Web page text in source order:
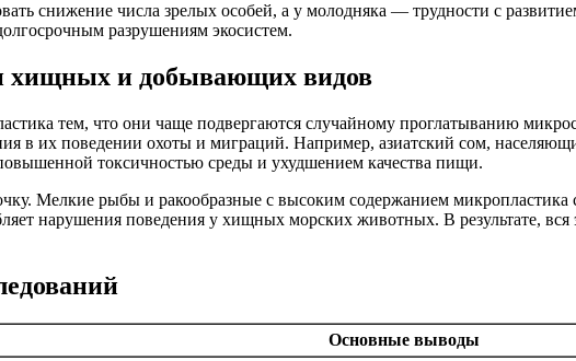
снижение числа зрелых особей, а у молодняка — трудности с
разрушениям экосистем.
хищных и добывающих видов
тем, что они чаще подвергаются случайному проглатыванию
в их поведении охоты и миграций. Например, азиатский сом,
токсичностью среды и ухудшением качества пищи.
Мелкие рыбы и ракообразные с высоким содержанием микропластика
нарушения поведения у хищных морских животных. В результате, вся
Основные выводы